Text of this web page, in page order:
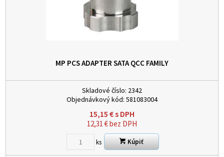
MP PCS ADAPTER SATA QCC FAMILY
Skladové číslo: 2342
Objednávkový kód: 581083004
15,15 €s DPH
12,31 €bez DPH
ks Kúpiť